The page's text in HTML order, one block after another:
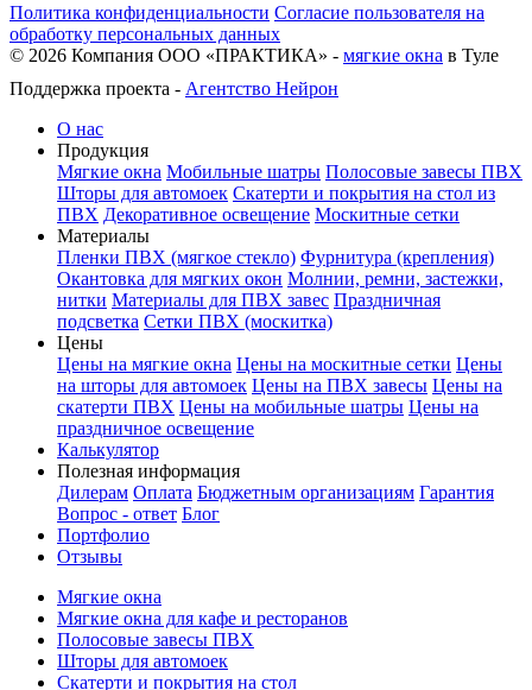
Политика конфиденциальности Согласие пользователя на
обработку персональных данных
© 2026 Компания ООО «ПРАКТИКА» - мягкие окна в Туле
Поддержка проекта - Агентство Нейрон
О нас
Продукция
Мягкие окна Мобильные шатры Полосовые завесы ПВХ
Шторы для автомоек Скатерти и покрытия на стол из
ПВХ Декоративное освещение Москитные сетки
Материалы
Пленки ПВХ (мягкое стекло) Фурнитура (крепления)
Окантовка для мягких окон Молнии, ремни, застежки,
нитки Материалы для ПВХ завес Праздничная
подсветка Сетки ПВХ (москитка)
Цены
Цены на мягкие окна Цены на москитные сетки Цены
на шторы для автомоек Цены на ПВХ завесы Цены на
скатерти ПВХ Цены на мобильные шатры Цены на
праздничное освещение
Калькулятор
Полезная информация
Дилерам Оплата Бюджетным организациям Гарантия
Вопрос - ответ Блог
Портфолио
Отзывы
Мягкие окна
Мягкие окна для кафе и ресторанов
Полосовые завесы ПВХ
Шторы для автомоек
Скатерти и покрытия на стол